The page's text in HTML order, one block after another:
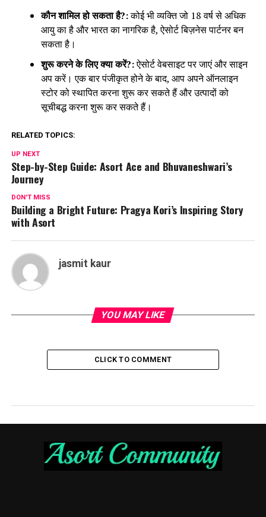
कौन शामिल हो सकता है?:कोई भी व्यक्ति जो 18 वर्ष से अधिक
आयु का है और भारत का नागरिक है, ऐसोर्ट बिज़नेस पार्टनर बन
सकता है।
शुरू करने के लिए क्या करें?:ऐसोर्ट वेबसाइट पर जाएं और साइन
अप करें। एक बार पंजीकृत होने के बाद, आप अपने ऑनलाइन
स्टोर को स्थापित करना शुरू कर सकते हैं और उत्पादों को
सूचीबद्ध करना शुरू कर सकते हैं।
RELATED TOPICS:
UP NEXT
Step-by-Step Guide: Asort Ace and Bhuvaneshwari’s
Journey
DON'T MISS
Building a Bright Future: Pragya Kori’s Inspiring Story
with Asort
jasmit kaur
YOU MAY LIKE
CLICK TO COMMENT